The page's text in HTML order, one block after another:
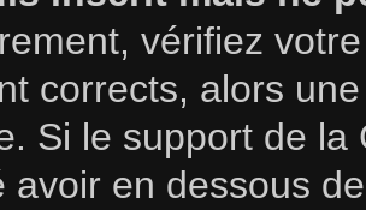
vérifiez
corrects, alors
Si le support de la
avoir en dessous